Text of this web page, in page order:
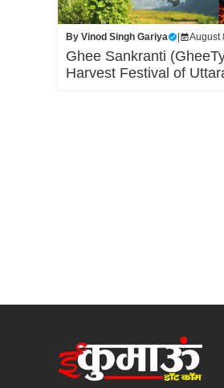
By Vinod Singh Gariya August
Ghee Sankranti
Harvest Festival of